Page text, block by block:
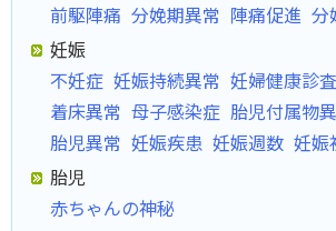
前駆陣痛 分娩期異常 陣痛促進 分
妊娠
不妊症 妊娠持続異常 妊婦健康診査
着床異常 母子感染症 胎児付属物
胎児異常 妊娠疾患 妊娠週数 妊娠
胎児
赤ちゃんの神秘